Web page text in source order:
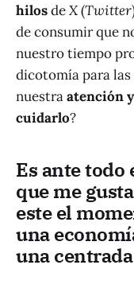
hilosdeX(Twitter
de consumir que
nuestro tiempo
dicotomía para las
nuestraatención
cuidarlo?
Es ante todo
que me
este el
una
una